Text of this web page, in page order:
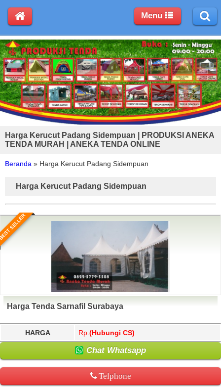
Harga Kerucut Padang Sidempuan | PRODUKSI ANEKA
TENDA MURAH | ANEKA TENDA ONLINE
Beranda » Harga Kerucut Padang Sidempuan
Harga Kerucut Padang Sidempuan
SELLER
Harga Tenda Sarnafil Surabaya
HARGA Rp. (Hubungi CS)
Chat Whatsapp
Telphone
Menu